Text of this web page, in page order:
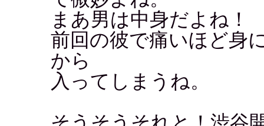
まあ男は中身だよね！
前回の彼で痛いほど身
から
入ってしまうね。